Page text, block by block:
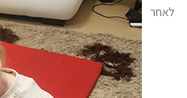
לאחר